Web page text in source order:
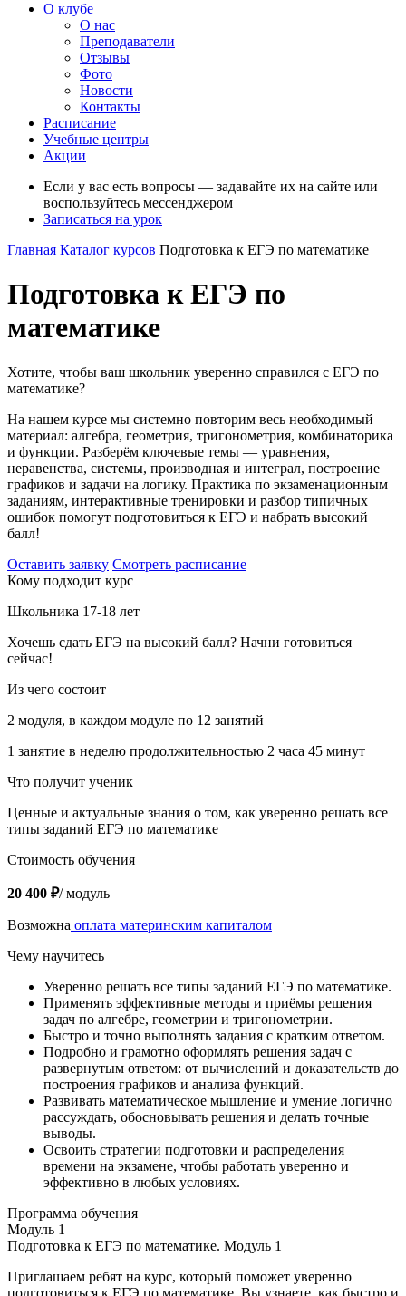
О клубе
О нас
Преподаватели
Отзывы
Фото
Новости
Контакты
Расписание
Учебные центры
Акции
Если у вас есть вопросы — задавайте их на сайте или
воспользуйтесь мессенджером
Записаться на урок
Главная Каталог курсов Подготовка к ЕГЭ по математике
Подготовка к ЕГЭ по
математике
Хотите, чтобы ваш школьник уверенно справился с ЕГЭ по
математике?
На нашем курсе мы системно повторим весь необходимый
материал: алгебра, геометрия, тригонометрия, комбинаторика
и функции. Разберём ключевые темы — уравнения,
неравенства, системы, производная и интеграл, построение
графиков и задачи на логику. Практика по экзаменационным
заданиям, интерактивные тренировки и разбор типичных
ошибок помогут подготовиться к ЕГЭ и набрать высокий
балл!
Оставить заявку Смотреть расписание
Кому подходит курс
Школьника 17-18 лет
Хочешь сдать ЕГЭ на высокий балл? Начни готовиться
сейчас!
Из чего состоит
2 модуля, в каждом модуле по 12 занятий
1 занятие в неделю продолжительностью 2 часа 45 минут
Что получит ученик
Ценные и актуальные знания о том, как уверенно решать все
типы заданий ЕГЭ по математике
Стоимость обучения
20 400 ₽/ модуль
Возможна оплата материнским капиталом
Чему научитесь
Уверенно решать все типы заданий ЕГЭ по математике.
Применять эффективные методы и приёмы решения
задач по алгебре, геометрии и тригонометрии.
Быстро и точно выполнять задания с кратким ответом.
Подробно и грамотно оформлять решения задач с
развернутым ответом: от вычислений и доказательств до
построения графиков и анализа функций.
Развивать математическое мышление и умение логично
рассуждать, обосновывать решения и делать точные
выводы.
Освоить стратегии подготовки и распределения
времени на экзамене, чтобы работать уверенно и
эффективно в любых условиях.
Программа обучения
Модуль 1
Подготовка к ЕГЭ по математике. Модуль 1
Приглашаем ребят на курс, который поможет уверенно
подготовиться к ЕГЭ по математике. Вы узнаете, как быстро и